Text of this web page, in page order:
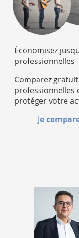
Économisez
professionnelles
Comparez
professionnelles
protéger votre
Je